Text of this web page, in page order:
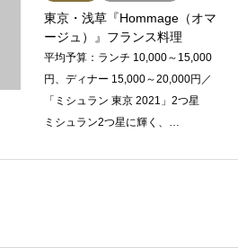
東京・浅草『Hommage（オマ
ージュ）』フランス料理
平均予算：ランチ 10,000～15,000
円、ディナー 15,000～20,000円／
「ミシュラン 東京 2021」2つ星
ミシュラン2つ星に輝く、…